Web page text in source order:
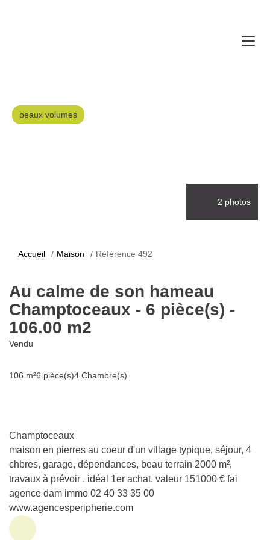
beaux volumes
2 photos
Accueil Maison Référence 492
Au calme de son hameau
Champtoceaux - 6 pièce(s) -
106.00 m2
Vendu
106 m²6 pièce(s)4 Chambre(s)
Champtoceaux
maison en pierres au coeur d'un village typique, séjour, 4
chbres, garage, dépendances, beau terrain 2000 m²,
travaux à prévoir . idéal 1er achat. valeur 151000 € fai
agence dam immo 02 40 33 35 00
www.agencesperipherie.com